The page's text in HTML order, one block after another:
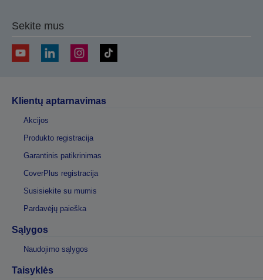
Sekite mus
Klientų aptarnavimas
Akcijos
Produkto registracija
Garantinis patikrinimas
CoverPlus registracija
Susisiekite su mumis
Pardavėjų paieška
Sąlygos
Naudojimo sąlygos
Taisyklės